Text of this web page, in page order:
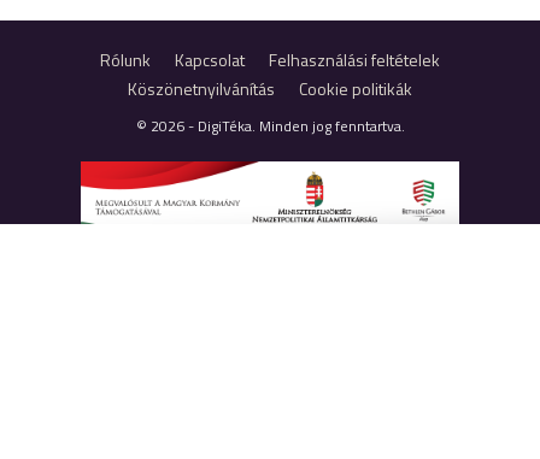
Rólunk Kapcsolat
Felhasználási feltételek
Köszönetnyilvánítás
Cookie politikák
© 2026 - DigiTéka. Minden jog fenntartva.